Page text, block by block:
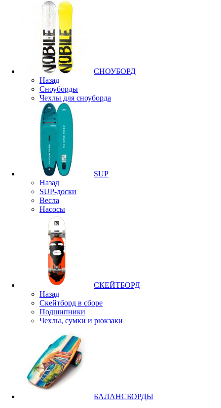
СНОУБОРД
Назад
Сноуборды
Чехлы для сноуборда
SUP
Назад
SUP-доски
Весла
Насосы
СКЕЙТБОРД
Назад
Скейтборд в сборе
Подшипники
Чехлы, сумки и рюкзаки
БАЛАНСБОРДЫ